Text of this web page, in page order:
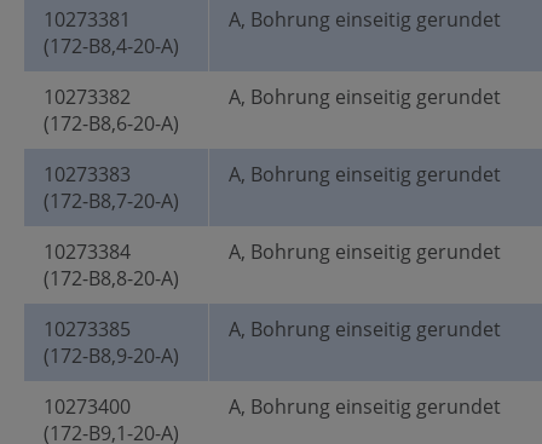
10273381
(172-B8,4-20-A)
A, Bohrung einseitig gerundet
10273382
(172-B8,6-20-A)
A, Bohrung einseitig gerundet
10273383
(172-B8,7-20-A)
A, Bohrung einseitig gerundet
10273384
(172-B8,8-20-A)
A, Bohrung einseitig gerundet
10273385
(172-B8,9-20-A)
A, Bohrung einseitig gerundet
10273400
(172-B9,1-20-A)
A, Bohrung einseitig gerundet